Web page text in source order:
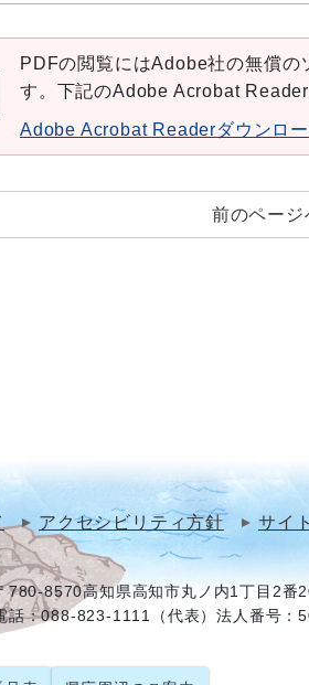
PDFの閲覧にはAdobe社の無償
す。下記のAdobe Acrobat
Adobe Acrobat Readerダウンロー
前のページ
アクセシビリティ方針 サイ
780-8570高知県高知市丸ノ内1丁目2番
話：088-823-1111（代表）法人番号：